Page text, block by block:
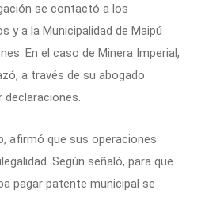
se contactó a los
y a la Municipalidad de Maipú
En el caso de Minera Imperial,
a través de su abogado
declaraciones.
afirmó que sus operaciones
Según señaló, para que
pagar patente municipal se